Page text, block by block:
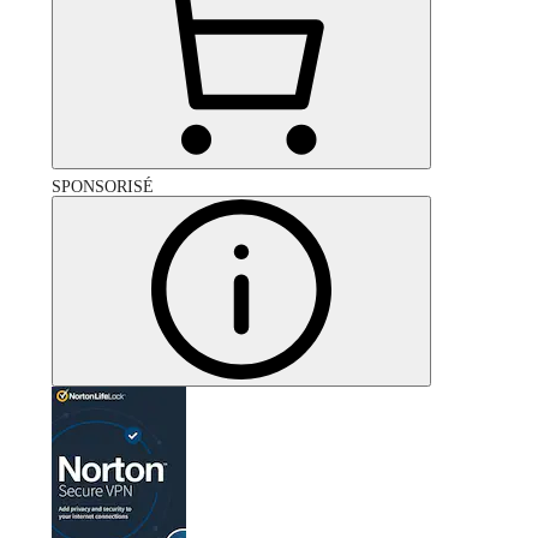
SPONSORISÉ